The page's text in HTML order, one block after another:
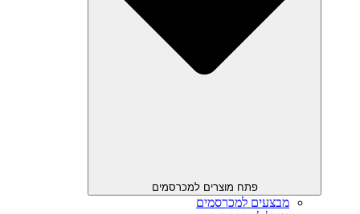
פתח מוצרים למכרסמים
מבצעים למכרסמים